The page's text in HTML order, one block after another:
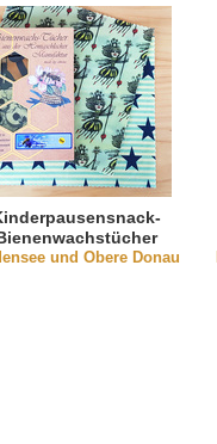
2er-Pack
und Obere Donau